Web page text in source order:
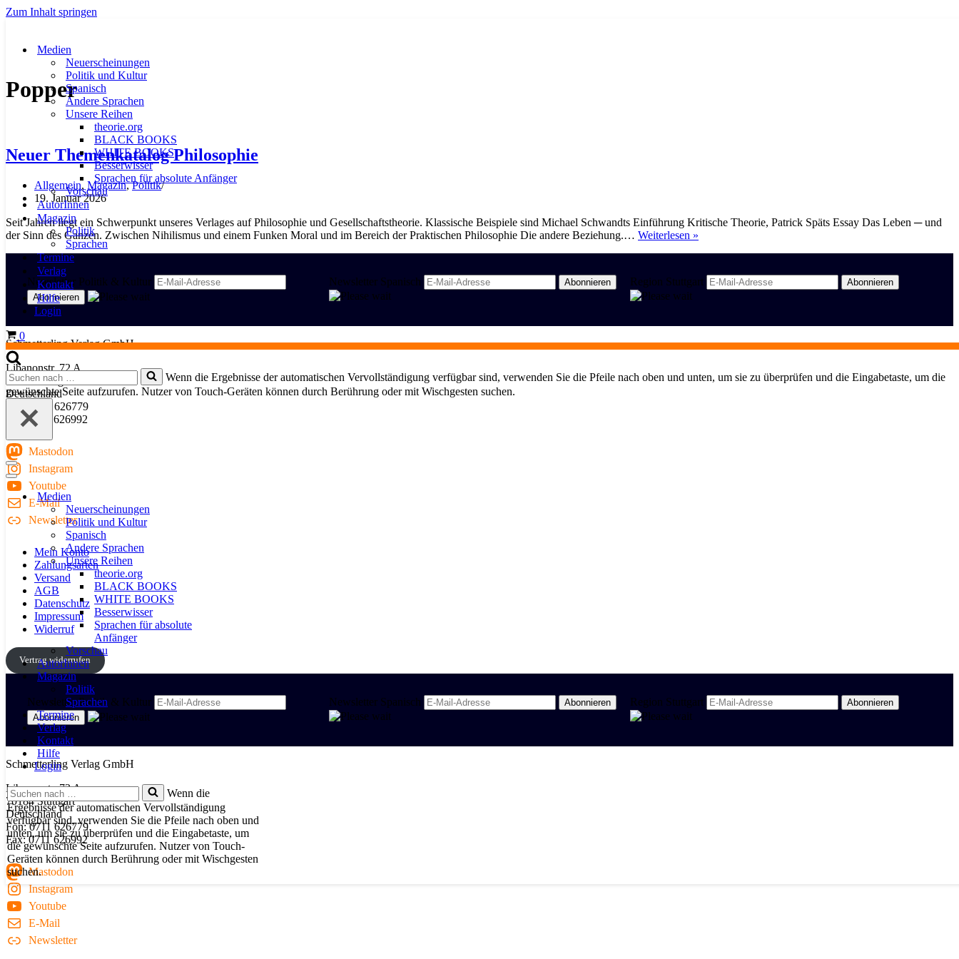
Zum Inhalt springen
Medien
Neuerscheinungen
Politik und Kultur
Spanisch
Andere Sprachen
Unsere Reihen
theorie.org
BLACK BOOKS
WHITE BOOKS
Besserwisser
Sprachen für absolute Anfänger
Vorschau
AutorInnen
Magazin
Politik
Sprachen
Termine
Verlag
Kontakt
Hilfe
Login
Warenkorb
0
Suchen
nach …
Wenn die Ergebnisse der automatischen Vervollständigung verfügbar sind, verwenden Sie die Pfeile nach oben und unten, um sie zu überprüfen und die Eingabetaste, um die
gewünschte Seite aufzurufen. Nutzer von Touch-Geräten können durch Berührung oder mit Wischgesten suchen.
Navigationsmenü
Navigationsmenü
Medien
Neuerscheinungen
Politik und Kultur
Spanisch
Andere Sprachen
Unsere Reihen
theorie.org
BLACK BOOKS
WHITE BOOKS
Besserwisser
Sprachen für absolute
Anfänger
Vorschau
AutorInnen
Magazin
Politik
Sprachen
Termine
Verlag
Kontakt
Hilfe
Login
Suchen
nach …
Wenn die
Ergebnisse der automatischen Vervollständigung
verfügbar sind, verwenden Sie die Pfeile nach oben und
unten, um sie zu überprüfen und die Eingabetaste, um
die gewünschte Seite aufzurufen. Nutzer von Touch-
Geräten können durch Berührung oder mit Wischgesten
suchen.
Popper
Neuer Themenkatalog Philosophie
Allgemein, Magazin,Politik
19. Januar 2026
Seit Jahren liegt ein Schwerpunkt unseres Verlages auf Philosophie und Gesellschaftstheorie. Klassische Beispiele sind Michael Schwandts Einführung Kritische Theorie, Patrick Späts Essay Das Leben ─ und
der Sinn des Ganzen. Zwischen Nihilismus und einem Funken Moral und im Bereich der Praktischen Philosophie Die andere Beziehung.… Weiterlesen »
Newsletter Politik & Kultur
Newsletter Spanisch Region Stuttgart
Schmetterling Verlag GmbH
Libanonstr. 72 A
70184 Stuttgart
Deutschland
Fon: 0711 626779
Fax: 0711 626992
Mastodon
Instagram
Youtube
E-Mail
Newsletter
Mein Konto
Zahlungsarten
Versand
AGB
Datenschutz
Impressum
Widerruf
Vertrag widerrufen
Newsletter Politik & Kultur Newsletter Spanisch Region Stuttgart
Schmetterling Verlag GmbH
Libanonstr. 72 A
70184 Stuttgart
Deutschland
Fon: 0711 626779
Fax: 0711 626992
Mastodon
Instagram
Youtube
E-Mail
Newsletter